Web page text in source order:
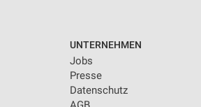
UNTERNEHMEN
Jobs
Presse
Datenschutz